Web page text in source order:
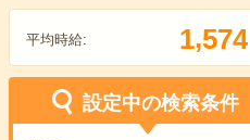
平均時給: 1,574
設定中の検索条件